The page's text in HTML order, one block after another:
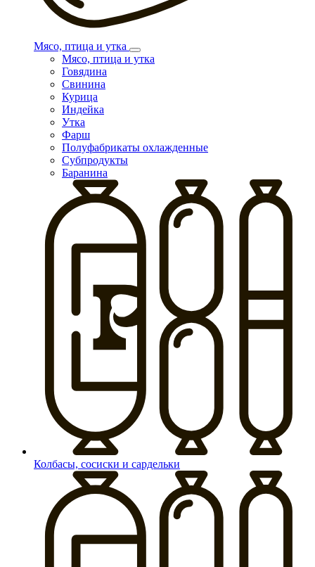
Мясо, птица и утка
Мясо, птица и утка
Говядина
Свинина
Курица
Индейка
Утка
Фарш
Полуфабрикаты охлажденные
Субпродукты
Баранина
Колбасы, сосиски и сардельки